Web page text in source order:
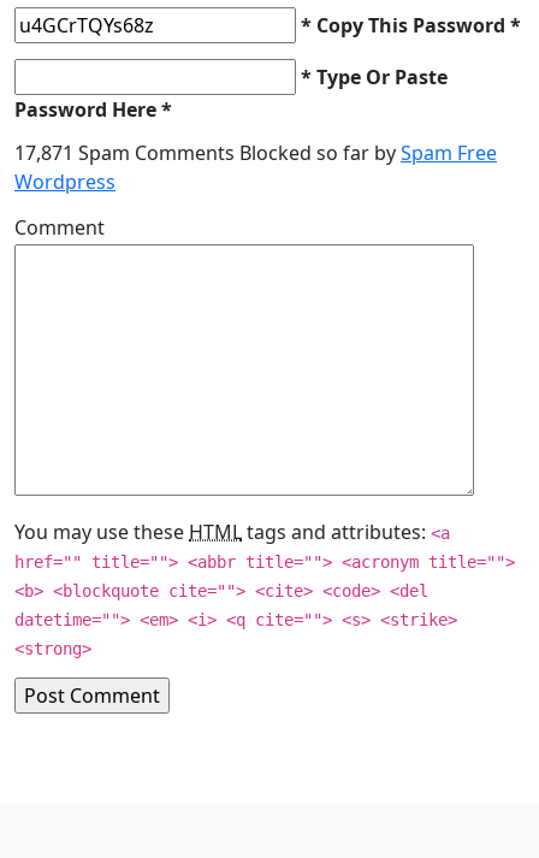
* Copy This Password *
* Type Or Paste
Password Here *
17,871 Spam Comments Blocked so far bySpam Free
Wordpress
Comment
You may use these HTMLtags and attributes: <a
href="" title=""> <abbr title=""> <acronym title="">
<b> <blockquote cite=""> <cite> <code> <del
datetime=""> <em> <i> <q cite=""> <s> <strike>
<strong>